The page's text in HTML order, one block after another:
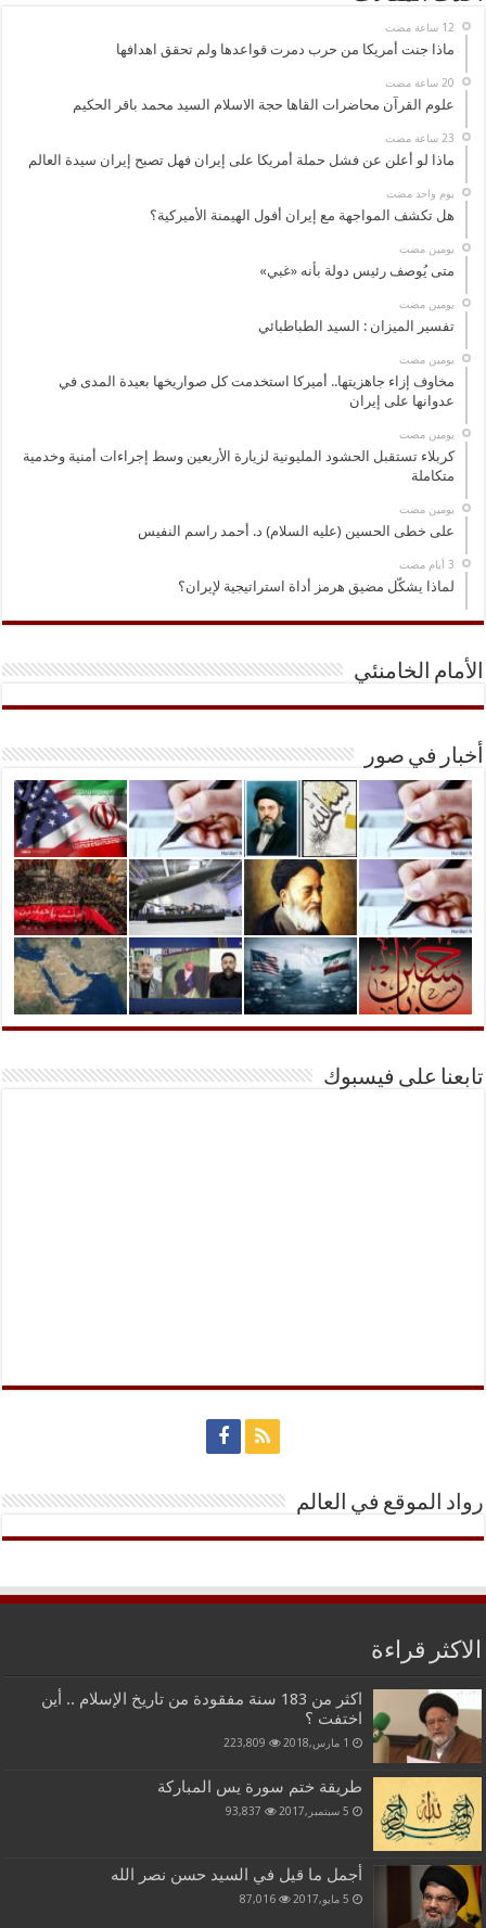
ماذا جنت أمريكا من حرب دمرت قواعدها ولم تحقق اهدافها
علوم القرآن محاضرات القاها حجة الاسلام السيد محمد باقر الحكيم
ماذا لو أعلن عن فشل حملة أمريكا على إيران فهل تصبح إيران سيدة العالم
‏يوم واحد مضت
هل تكشف المواجهة مع إيران أفول الهيمنة الأميركية؟
‏يومين مضت
متى يُوصف رئيس دولة بأنه «غبي»
‏يومين مضت
تفسير الميزان : السيد الطباطبائي
‏يومين مضت
مخاوف إزاء جاهزيتها.. أميركا استخدمت كل صواريخها بعيدة المدى في
عدوانها على إيران
‏يومين مضت
كربلاء تستقبل الحشود المليونية لزيارة الأربعين وسط إجراءات أمنية وخدمية
متكاملة
‏يومين مضت
على خطى الحسين (عليه السلام) د. أحمد راسم النفيس
لماذا يشكّل مضيق هرمز أداة استراتيجية لإيران؟
الأمام الخامنئي
أخبار في صور
تابعنا على فيسبوك
رواد الموقع في العالم
الاكثر قراءة
اكثر من 183 سنة مفقودة من تاريخ الإسلام .. أين
اختفت ؟
1 مارس,2018 223,809
طريقة ختم سورة يس المباركة
5 سبتمبر,2017 93,837
أجمل ما قيل في السيد حسن نصر الله
5 مايو,2017 87,016